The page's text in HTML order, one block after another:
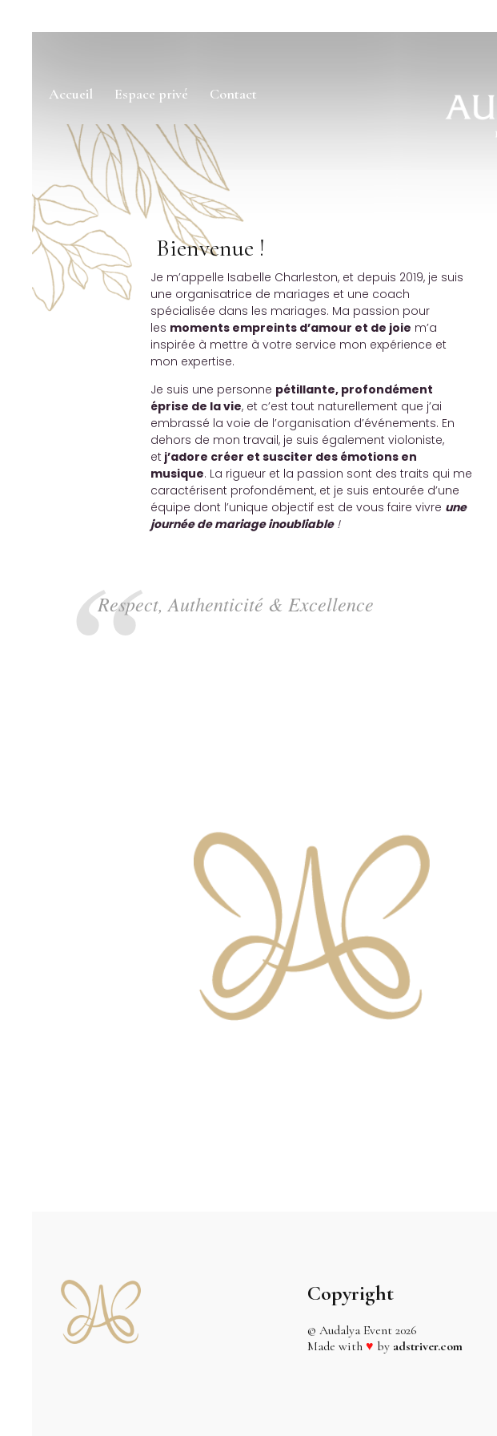
Accueil Espace privé Contact
Bienvenue !
Je m’appelle Isabelle Charleston, et depuis 2019, je suis
une organisatrice de mariages et une coach
spécialisée dans les mariages. Ma passion pour
les moments empreints d’amour et de joie m’a
inspirée à mettre à votre service mon expérience et
mon expertise.
Je suis une personne pétillante, profondément
éprise de la vie, et c’est tout naturellement que j’ai
embrassé la voie de l’organisation d’événements. En
dehors de mon travail, je suis également violoniste,
et j’adore créer et susciter des émotions en
musique. La rigueur et la passion sont des traits qui me
caractérisent profondément, et je suis entourée d’une
équipe dont l’unique objectif est de vous faire vivre une
journée de mariage inoubliable!
Respect, Authenticité & Excellence
Copyright
© Audalya Event 2026
Made with ♥ by adstriver.com